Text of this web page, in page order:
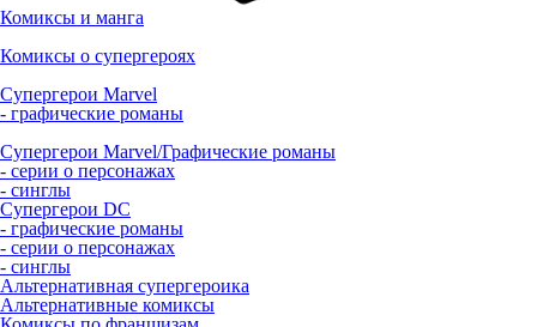
Комиксы и манга
Комиксы о супергероях
Супергерои Marvel
- графические романы
Супергерои Marvel/Графические романы
- серии о персонажах
- синглы
Супергерои DC
- графические романы
- серии о персонажах
- синглы
Альтернативная супергероика
Альтернативные комиксы